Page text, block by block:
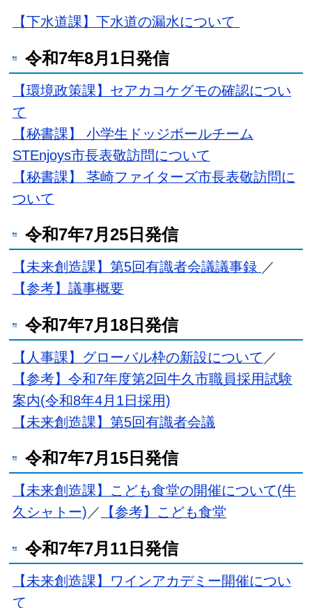
【下水道課】下水道の漏水について
令和7年8月1日発信
【環境政策課】セアカコケグモの確認につい
て
【秘書課】 小学生ドッジボールチーム
STEnjoys市長表敬訪問について
【秘書課】 茎崎ファイターズ市長表敬訪問に
ついて
令和7年7月25日発信
【未来創造課】第5回有識者会議議事録 ／
【参考】議事概要
令和7年7月18日発信
【人事課】グローバル枠の新設について ／
【参考】令和7年度第2回牛久市職員採用試験
案内(令和8年4月1日採用)
【未来創造課】第5回有識者会議
令和7年7月15日発信
【未来創造課】こども食堂の開催について(牛
久シャトー) ／ 【参考】こども食堂
令和7年7月11日発信
【未来創造課】ワインアカデミー開催につい
て